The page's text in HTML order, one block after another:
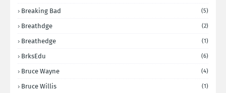
Breaking Bad (5)
Breathdge (2)
Breathedge (1)
BrksEdu (6)
Bruce Wayne (4)
Bruce Willis (1)